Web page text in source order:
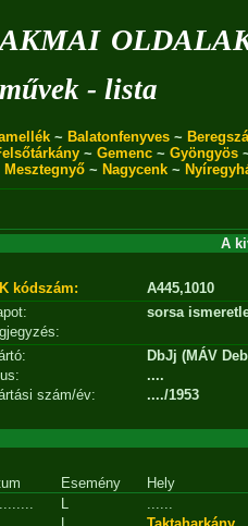
- lista
~ Balatonfenyves~
~ Gemenc ~ Gyöngyös
Mesztegnyő~ Nagycenk~
A
kódszám: A445,1010
sorsa
DbJj (MÁV
....
szám/év:
..../1953
Esemény Hely
L ......